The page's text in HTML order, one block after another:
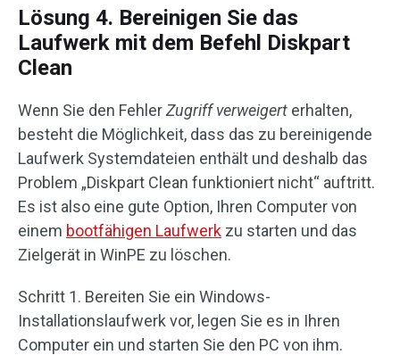
Lösung 4. Bereinigen Sie das
Laufwerk mit dem Befehl Diskpart
Clean
Wenn Sie den FehlerZugriff verweigert erhalten,
besteht die Möglichkeit, dass das zu bereinigende
Laufwerk Systemdateien enthält und deshalb das
Problem „Diskpart Clean funktioniert nicht“ auftritt.
Es ist also eine gute Option, Ihren Computer von
einem bootfähigen Laufwerk zu starten und das
Zielgerät in WinPE zu löschen.
Schritt 1. Bereiten Sie ein Windows-
Installationslaufwerk vor, legen Sie es in Ihren
Computer ein und starten Sie den PC von ihm.